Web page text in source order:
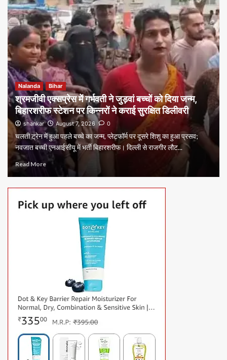
Nalanda Bihar
श्रमजीवी एक्सप्रेस में गर्भवती ने जुड़वां बच्चों को दिया जन्म,
बिहारशरीफ स्टेशन पर किन्नरों ने कराई सुरक्षित डिलीवरी
shankar August 7, 2026 0
चलती ट्रेन में हुआ पहले बच्चे का जन्म, प्लेटफॉर्म पर दूसरे शिशु का हुआ प्रसव;
नवजात बच्ची एनआईसीयू में भर्ती बिहारशरीफ। दिल्ली से राजगीर लौट...
Read More